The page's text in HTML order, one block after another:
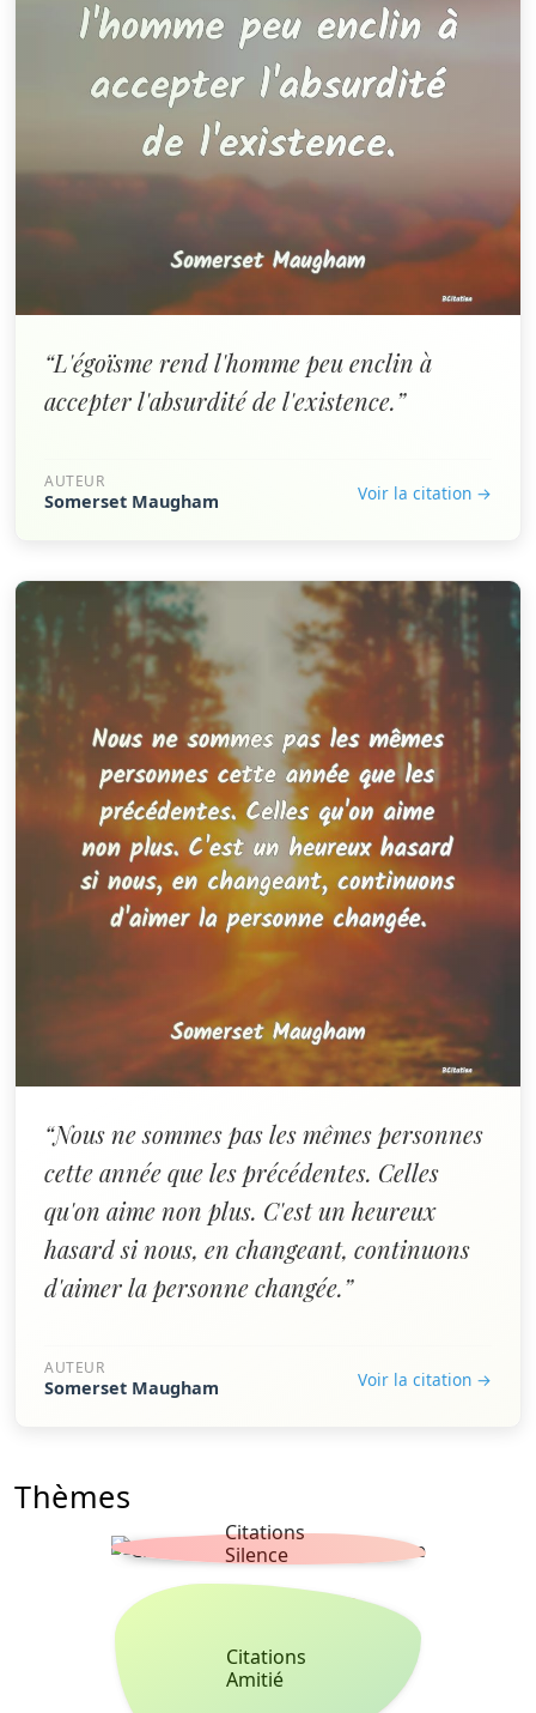
“L'égoïsme rend l'homme peu enclin à
accepter l'absurdité de l'existence.”
AUTEUR
Somerset Maugham Voir la citation →
“Nous ne sommes pas les mêmes personnes
cette année que les précédentes. Celles
qu'on aime non plus. C'est un heureux
hasard si nous, en changeant, continuons
d'aimer la personne changée.”
AUTEUR
Somerset Maugham Voir la citation →
Thèmes
Citations
Silence
Citations
Amitié